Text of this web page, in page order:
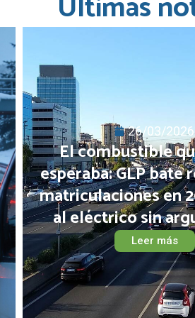
24/03/2026
Fascinante bajada
combustible
Leer más